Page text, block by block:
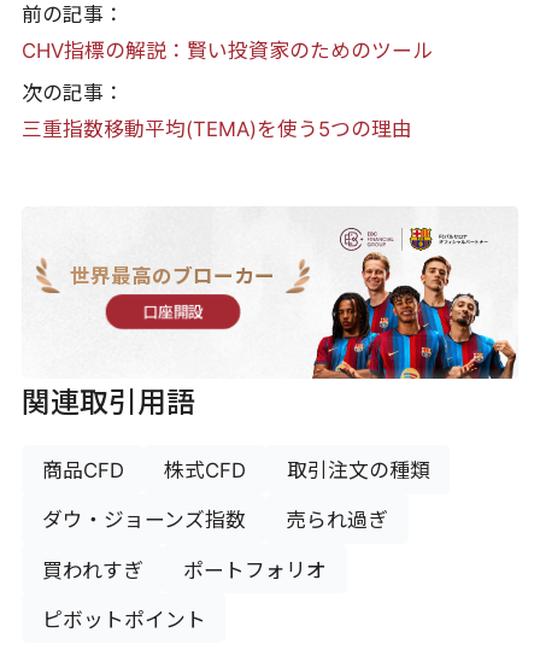
前の記事：
CHV指標の解説：賢い投資家のためのツール
次の記事：
三重指数移動平均(TEMA)を使う5つの理由
世界最高のブローカー
口座開設
関連取引用語
商品CFD 株式CFD 取引注文の種類
ダウ・ジョーンズ指数 売られ過ぎ
買われすぎ ポートフォリオ
ピボットポイント